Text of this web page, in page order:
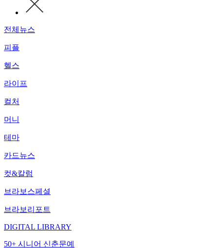
전체뉴스
피플
헬스
라이프
컬처
머니
테마
카드뉴스
컷&칼럼
브라보스페셜
브라보리포트
DIGITAL LIBRARY
50+ 시니어 신춘문예